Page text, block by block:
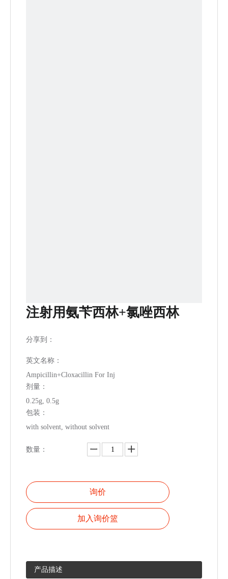
注射用氨苄西林+氯唑西林
分享到：
英文名称：
Ampicillin+Cloxacillin For Inj
剂量：
0.25g, 0.5g
包装：
with solvent, without solvent
数量：
询价
加入询价篮
产品描述